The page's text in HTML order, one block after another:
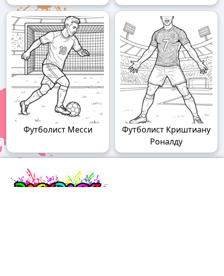
Футболист Месси
Футболист Криштиану
Роналду